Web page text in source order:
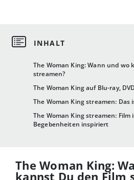
The Woman King: Wann und wo
streamen?
The Woman King auf Blu-ray,
The Woman King streamen: Das
The Woman King streamen: Film
Begebenheiten inspiriert
The Woman King:
kannst Du den Film